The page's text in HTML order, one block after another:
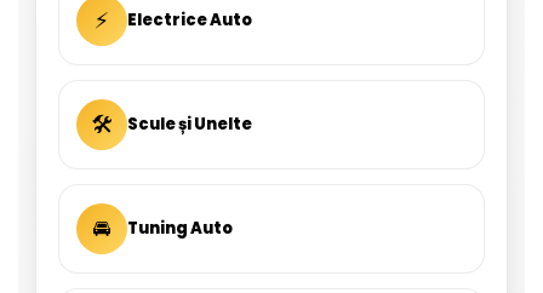
⚡ Electrice Auto
🛠 Scule și Unelte
🚘 Tuning Auto